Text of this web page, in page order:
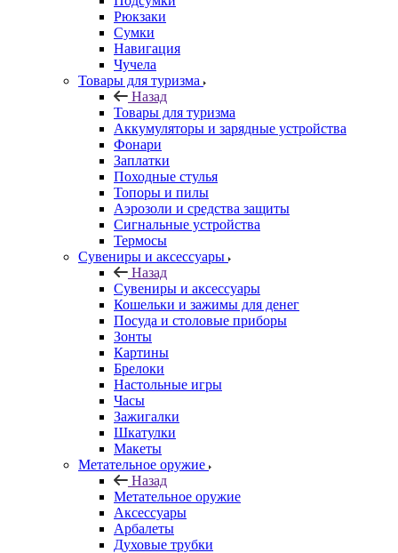
Рюкзаки
Сумки
Навигация
Чучела
Товары для туризма
Назад
Товары для туризма
Аккумуляторы и зарядные устройства
Фонари
Заплатки
Походные стулья
Топоры и пилы
Аэрозоли и средства защиты
Сигнальные устройства
Термосы
Сувениры и аксессуары
Назад
Сувениры и аксессуары
Кошельки и зажимы для денег
Посуда и столовые приборы
Зонты
Картины
Брелоки
Настольные игры
Часы
Зажигалки
Шкатулки
Макеты
Метательное оружие
Назад
Метательное оружие
Аксессуары
Арбалеты
Духовые трубки